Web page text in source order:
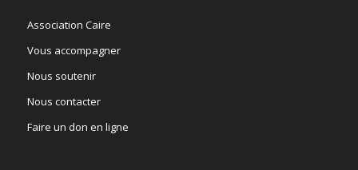
Association Caire
Vous accompagner
Nous soutenir
Nous contacter
Faire un don en ligne